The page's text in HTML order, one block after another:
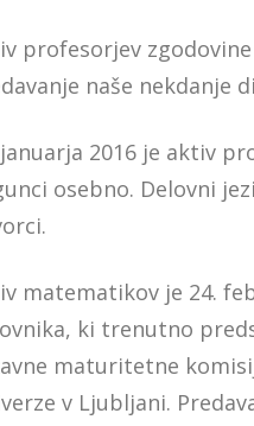
profesorjev
naše nekdanje
2016 je aktiv
osebno. Delovni
matematikov je 24.
ki trenutno
maturitetne
v Ljubljani.